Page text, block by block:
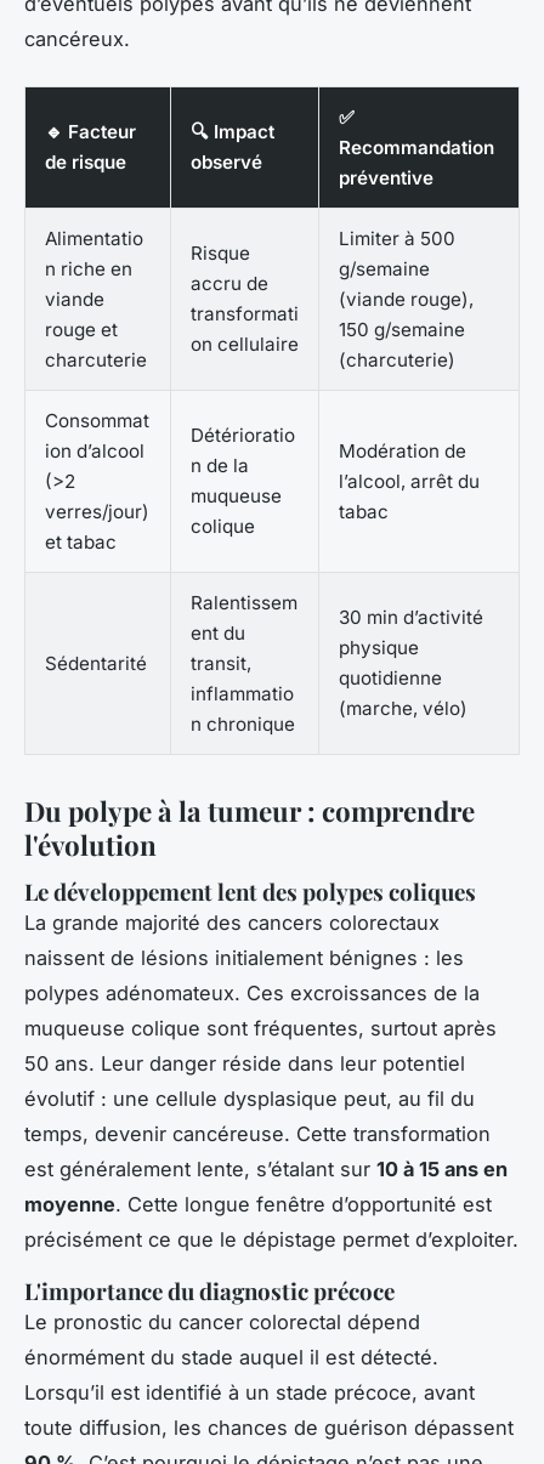
cancéreux.
🔹 Facteur
de risque
🔍 Impact
observé
✅
Recommandation
préventive
Alimentatio
n riche en
viande
rouge et
charcuterie
Risque
accru de
transformati
on cellulaire
Limiter à 500
g/semaine
(viande rouge),
150 g/semaine
(charcuterie)
Consommat
ion d’alcool
(>2
verres/jour)
et tabac
Détérioratio
n de la
muqueuse
colique
Modération de
l’alcool, arrêt du
tabac
Sédentarité
Ralentissem
ent du
transit,
inflammatio
n chronique
30 min d’activité
physique
quotidienne
(marche, vélo)
Du polype à la tumeur : comprendre
l'évolution
Le développement lent des polypes coliques
La grande majorité des cancers colorectaux
naissent de lésions initialement bénignes : les
polypes adénomateux. Ces excroissances de la
muqueuse colique sont fréquentes, surtout après
50 ans. Leur danger réside dans leur potentiel
évolutif : une cellule dysplasique peut, au fil du
temps, devenir cancéreuse. Cette transformation
est généralement lente, s’étalant sur 10 à 15 ans en
moyenne. Cette longue fenêtre d’opportunité est
précisément ce que le dépistage permet d’exploiter.
L'importance du diagnostic précoce
Le pronostic du cancer colorectal dépend
énormément du stade auquel il est détecté.
Lorsqu’il est identifié à un stade précoce, avant
toute diffusion, les chances de guérison dépassent